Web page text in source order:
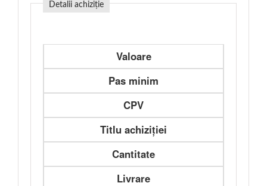
Detalii achiziție
Valoare
Pas minim
CPV
Titlu achiziției
Cantitate
Livrare